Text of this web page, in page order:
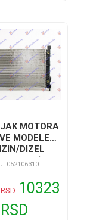
MOTORA
MODELE
DIZEL
AUTO)
052106310
10323
RSD